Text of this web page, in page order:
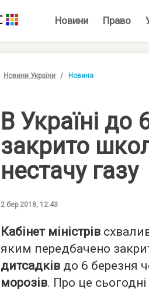
Новини Право
Новини України Новина
В Україні до
закрито
нестачу газу
2 бер 2018, 12:43
Кабінет міністрів
яким передбачено
дитсадків до 6 березня
морозів. Про це